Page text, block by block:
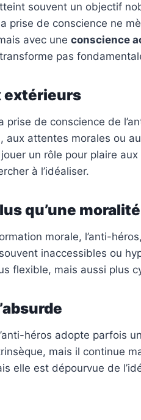
souvent un objectif
prise de conscience ne
avec une conscience
pas
extérieurs
de conscience de
aux attentes morales ou
un rôle pour plaire
à l’idéaliser.
qu’une moralité
morale, l’anti-
inaccessibles ou
flexible, mais aussi plus
héros adopte parfois
mais il continue
elle est dépourvue de